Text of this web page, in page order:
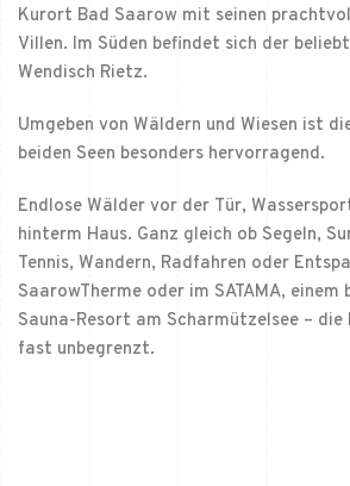
Kurort Bad Saarow mit seinen
Villen. Im Süden befindet sich der
Wendisch Rietz.
Umgeben von Wäldern und Wiesen ist
beiden Seen besonders hervorragend.
Endlose Wälder vor der Tür,
hinterm Haus. Ganz gleich ob Segeln,
Tennis, Wandern, Radfahren oder
SaarowTherme oder im SATAMA, einem
Sauna-Resort am Scharmützelsee –
fast unbegrenzt.